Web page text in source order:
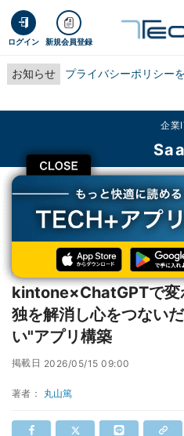
ログイン 新規会員登録
お知らせ プライバシーポリシー
企業
TECH+ 企業IT
SaaS
kintone×ChatGPTで変わる訪問看護現
レポート
kintone×ChatGPTで変
独を解消し心をつない
い"アプリ構築
掲載日 2026/05/15 09:00
著者： 丸山篤